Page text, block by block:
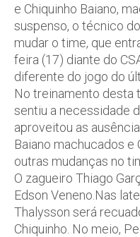
e Chiquinho Baiano,
suspenso, o técnico
mudar o time, que
feira (17) diante do
diferente do jogo do
No treinamento desta
sentiu a necessidade
aproveitou as
Baiano machucados e
outras mudanças no
O zagueiro Thiago
Edson Veneno.Nas
Thalysson será
Chiquinho. No meio,